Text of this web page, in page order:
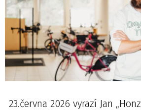
23.června 2026 vyrazí Jan